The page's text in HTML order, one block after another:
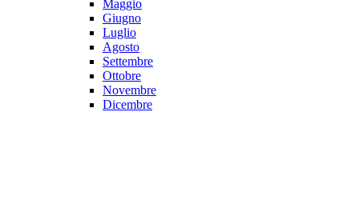
Maggio
Giugno
Luglio
Agosto
Settembre
Ottobre
Novembre
Dicembre